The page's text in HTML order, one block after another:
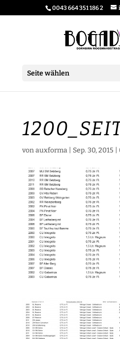
0043 664 351 186 2
Seite wählen
vonauxforma| Sep. 30, 2015